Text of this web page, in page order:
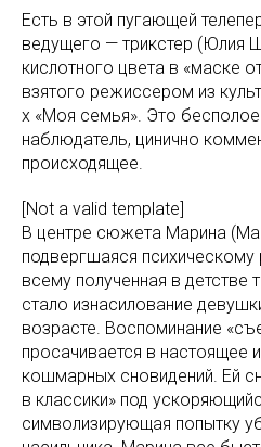
Есть в этой пугающей
ведущего — трикстер (Юлия
кислотного цвета в «маске
взятого режиссером из
х «Моя семья». Это
наблюдатель, цинично
происходящее.
[Not a valid template]
В центре сюжета Марина
подвергшаяся психическому
всему полученная в детстве
стало изнасилование
возрасте. Воспоминание
просачивается в настоящее
кошмарных сновидений. Ей
в классики» под
символизирующая попытку